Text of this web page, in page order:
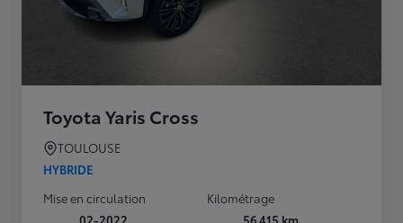
Toyota Yaris Cross
TOULOUSE
HYBRIDE
Mise en circulation
02-2022
Kilométrage
56 415 km